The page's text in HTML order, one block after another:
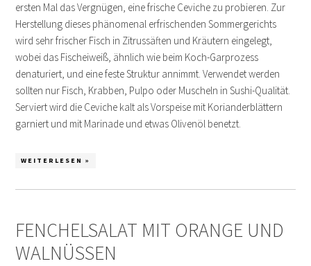
ersten Mal das Vergnügen, eine frische Ceviche zu probieren. Zur
Herstellung dieses phänomenal erfrischenden Sommergerichts
wird sehr frischer Fisch in Zitrussäften und Kräutern eingelegt,
wobei das Fischeiweiß, ähnlich wie beim Koch-Garprozess
denaturiert, und eine feste Struktur annimmt. Verwendet werden
sollten nur Fisch, Krabben, Pulpo oder Muscheln in Sushi-Qualität.
Serviert wird die Ceviche kalt als Vorspeise mit Korianderblättern
garniert und mit Marinade und etwas Olivenöl benetzt.
WEITERLESEN »
FENCHELSALAT MIT ORANGE UND
WALNÜSSEN